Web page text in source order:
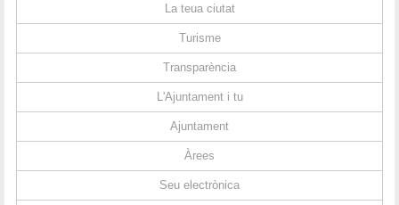
La teua ciutat
Turisme
Transparència
L'Ajuntament i tu
Ajuntament
Àrees
Seu electrònica